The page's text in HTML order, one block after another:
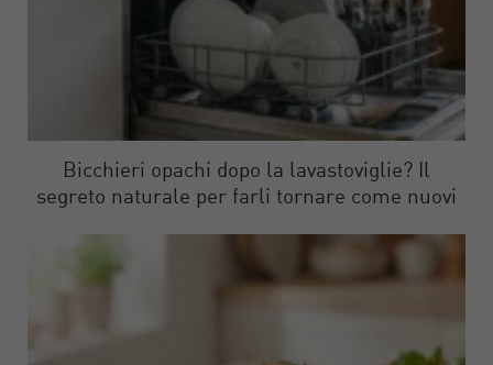
Bicchieri opachi dopo la lavastoviglie? Il
segreto naturale per farli tornare come nuovi